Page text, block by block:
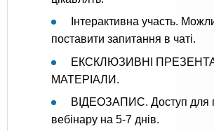
Інтерактивна участь.
поставити запитання в чаті.
ЕКСКЛЮЗИВНІ
МАТЕРІАЛИ.
ВІДЕОЗАПИС. Доступ для
вебінару на 5-7 днів.